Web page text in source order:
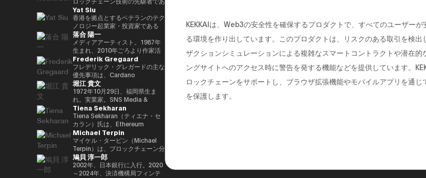
の党公認、香川2区) 希望の党共
同代表選に出馬。希望の党代表
(11月〜) 平成30(2018)年 国民民
主党共同代表(5月~9月) 国民民主
党代表(9月~) 令和2(2020)年 分党
を経て新国民民主党設立、代表に
就任(9月) 令和3(2021)年 第49回
衆院選で94,530票を得て5期目当
選 令和6(2024)年 第50回衆院選
で89,899票を得て6期目当選
2025.05.01 現在 ※1 1993年4月
~2005年8月 大蔵省(現・財務省)
在職 1997年7月~1999年6月 外務
省出向(中近東第一課) 2000年7月
~2001年6月 金融庁 証券取引等監
視委員会 2001年7月~2002年6月
国税庁 大阪国税局総務課長 2002
年7月~2005年6月 内閣府出向(特
命担当大臣秘書専門官) 2005年7
月~2005年8月 財務省主計局主査
導。平成30年10月第4次安倍改造
内閣にてIT担当大臣、内閣府特命
担当(科学技術・知的財産戦略・
クールジャパン戦略・宇宙政策)
大臣就任。令和2年菅内閣にてデ
ジタル改革担当大臣就任。令和3
年初代デジタル大臣就任。現在、
デジタル社会推進本部長。
ど多様な動画や雑誌の企画や出演
にも関わる。著書『22世紀の資
本主義：やがてお金は絶滅する』
『22世紀の民主主義：選挙はア
ルゴリズムになり、政治家はネコ
になる』、番組「成田悠輔と愛す
べき非生産性の世界」「夜明け前
のPLAYERS」「成田悠輔の聞か
れちゃいけない話」「walk」
「書く気がおきない」など。
TRON の創設者、さらに世界最
大級の暗号資産取引所の一つ
HTX のアドバイザーを務めてい
ます。 アリババ創業者ジャッ
ク・マー氏の薫陶を受けた人物と
しても知られ、2025年4月には、
グローバルなデジタル資産業界で
最も著名かつ影響力のある人物の
一人として Forbes誌 の表紙を飾
りました。 また、Forbes「30
Under 30（コンシューマー・テ
クノロジー部門）」に複数回選出
されるなど、国際的に高い評価を
受けています。 2025年8月に
は、Blue Origin の NS-34ミッシ
ョン に搭乗し、世界で712人目の
宇宙飛行士として宇宙へ渡航しま
した。 その関心分野は、テクノ
ロジー、投資、アート、慈善活
動、ゲーム、そして宇宙探査に及
びます。
り、分散型プラットフォーム「カ
ルダノ（Cardano）」の創設者
です。元々はイーサリアムの共同
創設者の一人でもあり、数理論理
学と暗号学に強い背景を持ってい
ます。カルダノは学術的な研究と
ピアレビューに基づいて開発され
たことが特徴で、金融包摂とスマ
ートコントラクトの普及を目指し
ています。現在はInput Output
Global（IOG）のCEOとしてカ
ルダノの技術開発を主導していま
す。
Yat Siu
香港を拠点とするベテランのテク
ノロジー起業家・投資家である
Yat Siu氏は、Animoca Brands
の共同創業者兼エグゼクティブ・
チェアマンです。Animoca
Brandsは、世界的なブロックチ
ェーンおよびゲーム分野のリーダ
ー企業であり、世界中のゲーマー
やインターネット利用者にデジタ
ル上の財産権を提供することを使
命としています。これにより、新
たな資産クラス、Play-and-Earn
経済、そしてオープン・メタバー
スの構築に寄与する、より公平な
デジタルの枠組みの実現を目指し
ています。 Yat氏は1990年に
Atari Germanyでキャリアをスタ
ートさせました。1995年には香
港に移り、アジア初の無料ウェブ
ページおよび無料メールサービス
落合 陽一
メディアアーティスト。1987年
生まれ、2010年ごろより作家活
動を始める。境界領域における物
化や変換、質量への憧憬をモチー
フに作品を展開。筑波大学/東京
大学准教授、2025年日本国際博
覧会（大阪・関西万博）テーマ事
業プロデューサー。写真集「質量
への憧憬（amana・2019）」
NFT作品「Re-Digitalization of
Waves(foundation・2021)」な
ど。2016年PrixArsElectronica栄
誉賞 、EUよりSTARTSPrize受
賞、
2019SXSWCreativeExperienceARROWAwards
受賞。Apollo Magazine 40
UNDER 40 ART andTECH、
Frederik Gregaard
フレデリック・グレガードの主な
優先事項は、Cardano
Foundation における導入戦略を
推進し、各ミッションの統合およ
び実行を主導するとともに、
Cardano を活用した包括的かつ
公平な成長を実現するための迅速
な価値創出を可能にすることで
す。 同財団に参画する以前は、
スイスおよびスカンジナビア諸国
において17年以上にわたり、プ
ロフェッショナルサービスおよび
金融業界に従事し、資本市場、デ
ジタル資産運用、プライベートバ
堀江 貴文
1972年10月29日、福岡県生ま
れ。実業家。SNS Media &
Consulting株式会社 ファウンダ
ー。 現在はロケット開発や、ア
プリのプロデュース、また予防医
療普及協会として予防医療を啓蒙
する等 様々な分野で活動する。
会員制オンラインサロン『堀江貴
文イノベーション大学校
（HIU）』では、700名近い会員
とともに多彩なプロジェクトを展
Tiena Sekharan
Tiena Sekharan（ティエナ・セ
カラン）氏は、Ethereum
Foundationのアジア太平洋
（APAC）地域におけるHead of
Institutionsを務めており、エン
タープライズ分野での導入推進を
通じてEthereumエコシステムの
発展をリードしています。 キャ
Michael Terpin
マイケル・ターピン（Michael
Terpin）は、ブロックチェーン分
野の投資およびアドバイザリー会
社 Transform Ventures の創業者
兼CEOであり、また Supercycle
鳩貝 淳一郎
2002年、日本銀行に入行。2020
～2024年、決済機構局フィンテ
KEKKAIは、Web3の安全性を確保するプロダクトで、すべてのユーザー
る環境を作り出しています。このプロダクトは、リスクのある取引を検出
ザクションシミュレーションによる複雑なスマートコントラクトや潜在的
ングサイトへのアクセス時に警告を発する機能などを提供しています。
ロックチェーンをサポートし、ブラウザ拡張機能やモバイルアプリを通
を保護します。